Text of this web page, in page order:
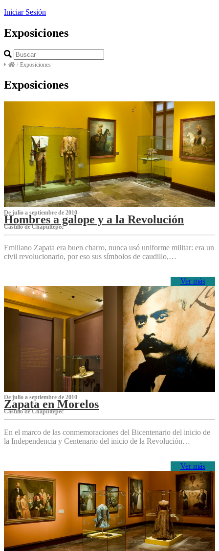
Iniciar Sesión
Exposiciones
/ Exposiciones
Exposiciones
De julio a septiembre de 2010
Hombres a galope y a la Revolución
Castillo de Chapultepec
Emiliano Zapata era buen charro, nunca usó uniforme militar: era un
civil revolucionario, por eso sus símbolos de caudillo,…
Ver más
De julio a septiembre de 2010
Zapata en Morelos
Castillo de Chapultepec
En el marco de las conmemoraciones del Bicentenario del inicio de
la Independencia y Centenario del inicio de la Revolución…
Ver más